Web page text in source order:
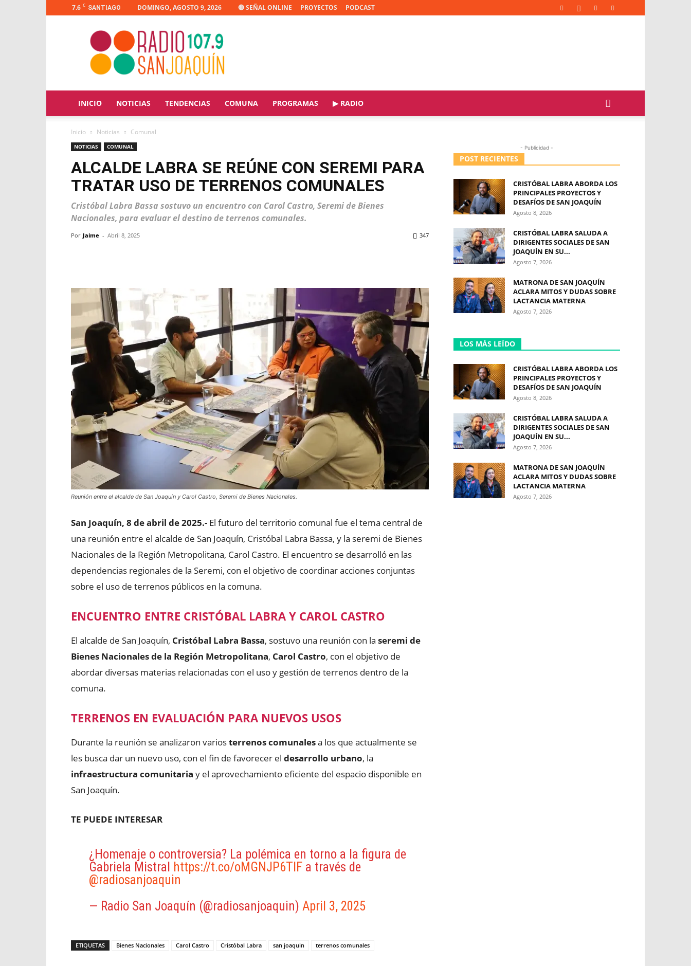
7.6 C SANTIAGO DOMINGO, AGOSTO 9, 2026 🔴 SEÑAL ONLINE PROYECTOS PODCAST
Radio
Joaquín
INICIO NOTICIAS TENDENCIAS COMUNA PROGRAMAS ▶ RADIO
Inicio Noticias Comunal
NOTICIAS COMUNAL
ALCALDE LABRA SE REÚNE CON SEREMI PARA
TRATAR USO DE TERRENOS COMUNALES
Cristóbal Labra Bassa sostuvo un encuentro con Carol Castro, Seremi de Bienes
Nacionales, para evaluar el destino de terrenos comunales.
Por Jaime - Abril 8, 2025 347
Reunión entre el alcalde de San Joaquín y Carol Castro, Seremi de Bienes Nacionales.
San Joaquín, 8 de abril de 2025.- El futuro del territorio comunal fue el tema central de
una reunión entre el alcalde de San Joaquín, Cristóbal Labra Bassa, y la seremi de Bienes
Nacionales de la Región Metropolitana, Carol Castro. El encuentro se desarrolló en las
dependencias regionales de la Seremi, con el objetivo de coordinar acciones conjuntas
sobre el uso de terrenos públicos en la comuna.
ENCUENTRO ENTRE CRISTÓBAL LABRA Y CAROL CASTRO
El alcalde de San Joaquín, Cristóbal Labra Bassa, sostuvo una reunión con la seremi de
Bienes Nacionales de la Región Metropolitana, Carol Castro, con el objetivo de
abordar diversas materias relacionadas con el uso y gestión de terrenos dentro de la
comuna.
TERRENOS EN EVALUACIÓN PARA NUEVOS USOS
Durante la reunión se analizaron variosterrenos comunalesa los que actualmente se
les busca dar un nuevo uso, con el fin de favorecer el desarrollo urbano, la
infraestructura comunitaria y el aprovechamiento eficiente del espacio disponible en
San Joaquín.
TE PUEDE INTERESAR
¿Homenaje o controversia? La polémica en torno a la figura de
Gabriela Mistral https://t.co/oMGNJP6TIFa través de
@radiosanjoaquin
— Radio San Joaquín (@radiosanjoaquin) April 3, 2025
ETIQUETAS Bienes Nacionales Carol Castro Cristóbal Labra san joaquin terrenos comunales
- Publicidad -
POST RECIENTES
CRISTÓBAL LABRA ABORDA LOS
PRINCIPALES PROYECTOS Y
DESAFÍOS DE SAN JOAQUÍN
Agosto 8, 2026
CRISTÓBAL LABRA SALUDA A
DIRIGENTES SOCIALES DE SAN
JOAQUÍN EN SU...
Agosto 7, 2026
MATRONA DE SAN JOAQUÍN
ACLARA MITOS Y DUDAS SOBRE
LACTANCIA MATERNA
Agosto 7, 2026
LOS MÁS LEÍDO
CRISTÓBAL LABRA ABORDA LOS
PRINCIPALES PROYECTOS Y
DESAFÍOS DE SAN JOAQUÍN
Agosto 8, 2026
CRISTÓBAL LABRA SALUDA A
DIRIGENTES SOCIALES DE SAN
JOAQUÍN EN SU...
Agosto 7, 2026
MATRONA DE SAN JOAQUÍN
ACLARA MITOS Y DUDAS SOBRE
LACTANCIA MATERNA
Agosto 7, 2026